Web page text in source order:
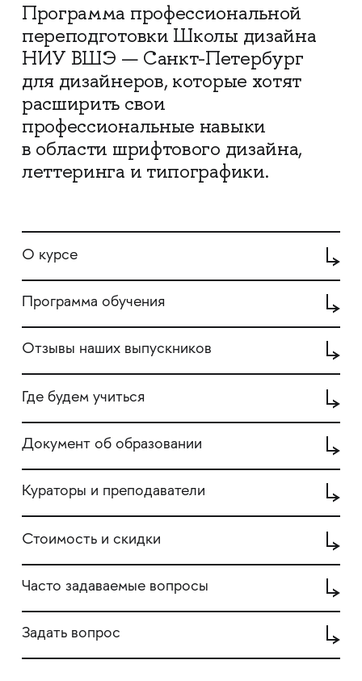
Программа профессиональной
переподготовки Школы дизайна
НИУ ВШЭ — Санкт-Петербург
для дизайнеров, которые хотят
расширить свои
профессиональные навыки
в области шрифтового дизайна,
леттеринга и типографики.
О курсе
Программа обучения
Отзывы наших выпускников
Где будем учиться
Документ об образовании
Кураторы и преподаватели
Стоимость и скидки
Часто задаваемые вопросы
Задать вопрос